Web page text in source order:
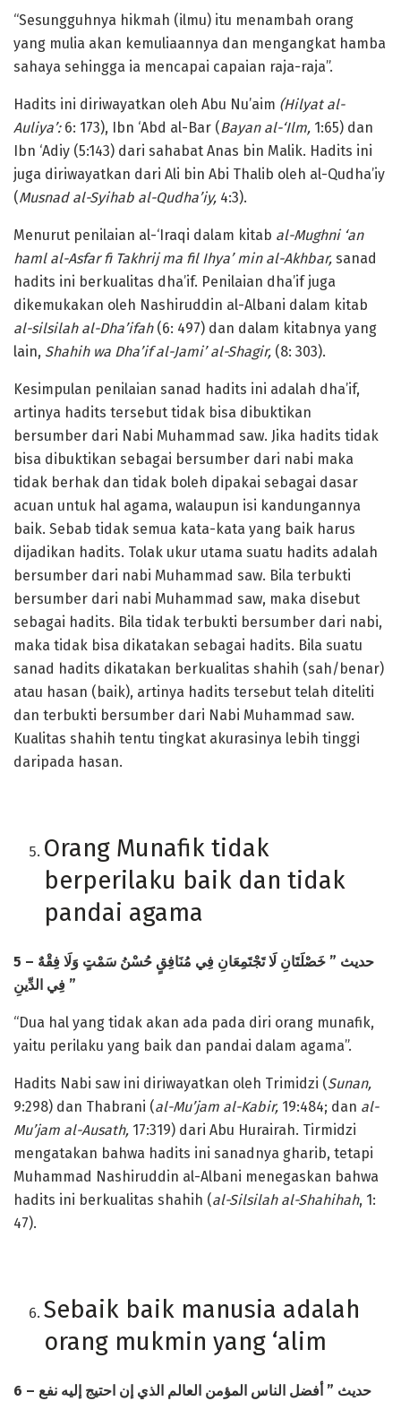
“Sesungguhnya hikmah (ilmu) itu menambah orang
yang mulia akan kemuliaannya dan mengangkat hamba
sahaya sehingga ia mencapai capaian raja-raja”.
Hadits ini diriwayatkan oleh Abu Nu’aim (Hilyat al-
Auliya’:6: 173), Ibn ‘Abd al-Bar (Bayan al-‘Ilm, 1:65) dan
Ibn ‘Adiy (5:143) dari sahabat Anas bin Malik. Hadits ini
juga diriwayatkan dari Ali bin Abi Thalib oleh al-Qudha’iy
(Musnad al-Syihab al-Qudha’iy, 4:3).
Menurut penilaian al-‘Iraqi dalam kitab al-Mughni ‘an
haml al-Asfar fi Takhrij ma fil Ihya’ min al-Akhbar, sanad
hadits ini berkualitas dha’if. Penilaian dha’if juga
dikemukakan oleh Nashiruddin al-Albani dalam kitab
al-silsilah al-Dha’ifah (6: 497) dan dalam kitabnya yang
lain, Shahih wa Dha’if al-Jami’ al-Shagir, (8: 303).
Kesimpulan penilaian sanad hadits ini adalah dha’if,
artinya hadits tersebut tidak bisa dibuktikan
bersumber dari Nabi Muhammad saw. Jika hadits tidak
bisa dibuktikan sebagai bersumber dari nabi maka
tidak berhak dan tidak boleh dipakai sebagai dasar
acuan untuk hal agama, walaupun isi kandungannya
baik. Sebab tidak semua kata-kata yang baik harus
dijadikan hadits. Tolak ukur utama suatu hadits adalah
bersumber dari nabi Muhammad saw. Bila terbukti
bersumber dari nabi Muhammad saw, maka disebut
sebagai hadits. Bila tidak terbukti bersumber dari nabi,
maka tidak bisa dikatakan sebagai hadits. Bila suatu
sanad hadits dikatakan berkualitas shahih (sah/benar)
atau hasan (baik), artinya hadits tersebut telah diteliti
dan terbukti bersumber dari Nabi Muhammad saw.
Kualitas shahih tentu tingkat akurasinya lebih tinggi
daripada hasan.
Orang Munafik tidak
berperilaku baik dan tidak
pandai agama
5 – حديث ” خَصْلَتَانِ لَا تَجْتَمِعَانِ فِي مُنَافِقٍ حُسْنُ سَمْتٍ وَلَا فِقْهٌ
فِي الدِّينِ ”
“Dua hal yang tidak akan ada pada diri orang munafik,
yaitu perilaku yang baik dan pandai dalam agama”.
Hadits Nabi saw ini diriwayatkan oleh Trimidzi (Sunan,
9:298) dan Thabrani (al-Mu’jam al-Kabir, 19:484; dan al-
Mu’jam al-Ausath, 17:319) dari Abu Hurairah. Tirmidzi
mengatakan bahwa hadits ini sanadnya gharib, tetapi
Muhammad Nashiruddin al-Albani menegaskan bahwa
hadits ini berkualitas shahih (al-Silsilah al-Shahihah, 1:
47).
Sebaik baik manusia adalah
orang mukmin yang ‘alim
6 – حديث ” أفضل الناس المؤمن العالم الذي إن احتيج إليه نفع